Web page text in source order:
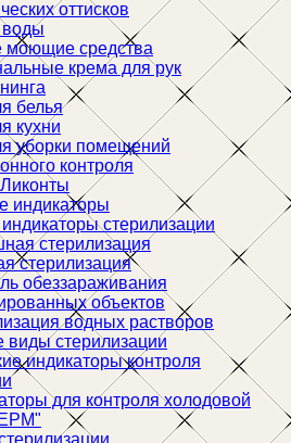
оттисков
воды
моющие средства
крема для рук
белья
кухни
уборки помещений
контроля
индикаторы
стерилизации
стерилизация
стерилизация
обеззараживания
объектов
водных растворов
виды стерилизации
индикаторы контроля
для контроля холодовой